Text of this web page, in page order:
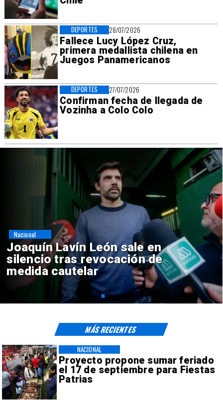
28/07/2026
Fallece Lucy López Cruz,
primera medallista chilena en
Juegos Panamericanos
DEPORTES
27/07/2026
Confirman fecha de llegada de
Vozinha a Colo Colo
DEPORTES
Chile y Venezuela formalizan
reinicio de relaciones
consulares
Nacional
Proyecto propone sumar feriado
el 17 de septiembre para Fiestas
Patrias
NACIONAL
MÁS RECIENTES